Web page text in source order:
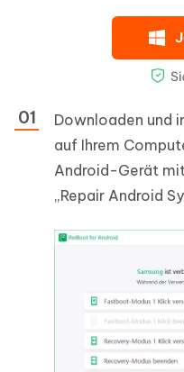
Downloaden und
auf Ihrem
Android-Gerät
„Repair Android